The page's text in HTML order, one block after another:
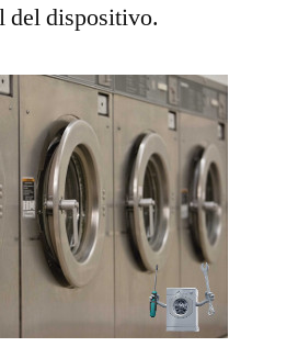
del dispositivo.